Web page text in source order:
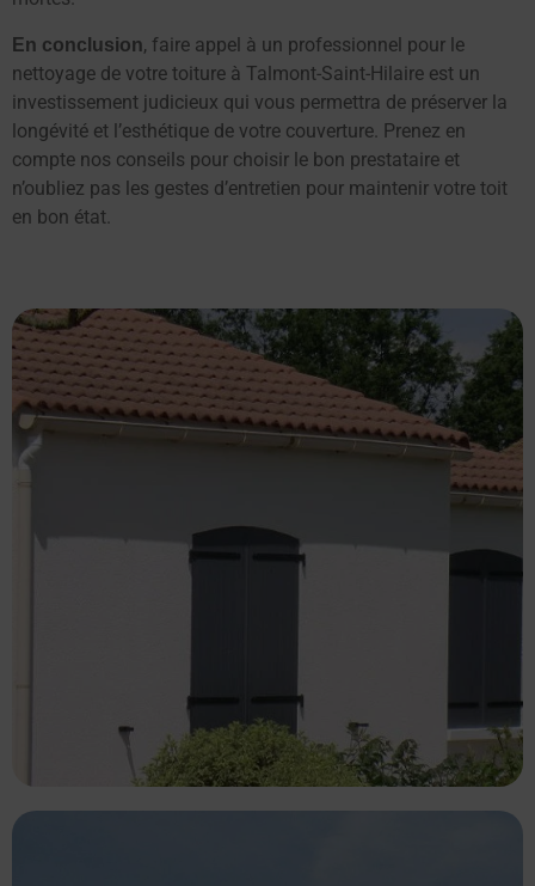
En conclusion, faire appel à un professionnel pour le
nettoyage de votre toiture à Talmont-Saint-Hilaire est un
investissement judicieux qui vous permettra de préserver la
longévité et l’esthétique de votre couverture. Prenez en
compte nos conseils pour choisir le bon prestataire et
n’oubliez pas les gestes d’entretien pour maintenir votre toit
en bon état.